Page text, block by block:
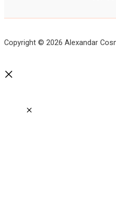
Copyright © 2026 Alexandar